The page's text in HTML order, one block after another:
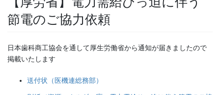
節電のご協力依頼
日本歯科商工協会を通して厚生労働省から通知が届きましたので
掲載いたします
送付状（医機連総務部）